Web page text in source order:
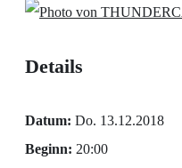
Details
Datum: Do. 13.12.2018
Beginn: 20:00